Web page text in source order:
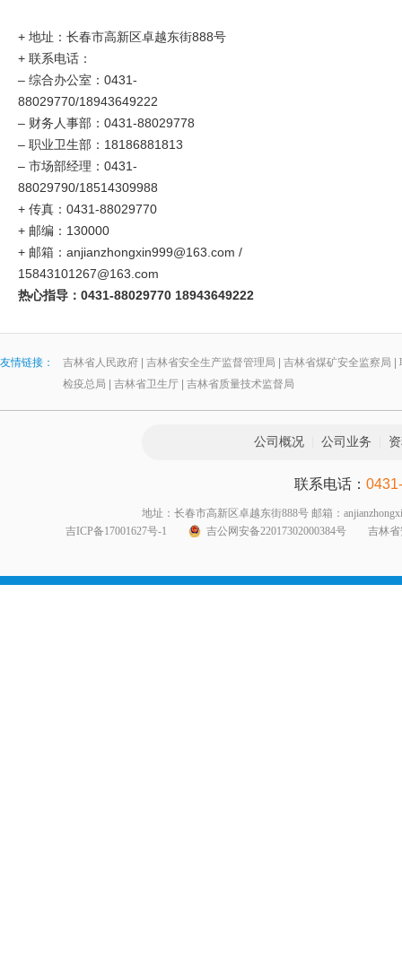
+ 地址：长春市高新区卓越东街888号
+ 联系电话：
– 综合办公室：0431-
88029770/18943649222
– 财务人事部：0431-88029778
– 职业卫生部：18186881813
– 市场部经理：0431-
88029790/18514309988
+ 传真：0431-88029770
+ 邮编：130000
+ 邮箱：anjianzhongxin999@163.com /
15843101267@163.com
热心指导：0431-88029770 18943649222
友情链接： 吉林省人民政府 吉林省安全生产监督管理局 吉林省煤矿安全监察局
检疫总局
吉林省卫生厅 吉林省质量技术监督局
公司概况| 公司业务
联系电话：
地址：长春市高新区卓越东街888号 邮箱：
吉ICP备17001627号-1
吉公网安备22017302000384号吉林省安